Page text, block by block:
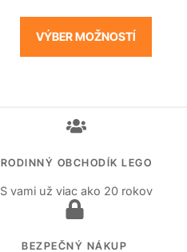
VÝBER MOŽNOSTÍ
RODINNÝ OBCHODÍK LEGO
S vami už viac ako 20 rokov
BEZPEČNÝ NÁKUP